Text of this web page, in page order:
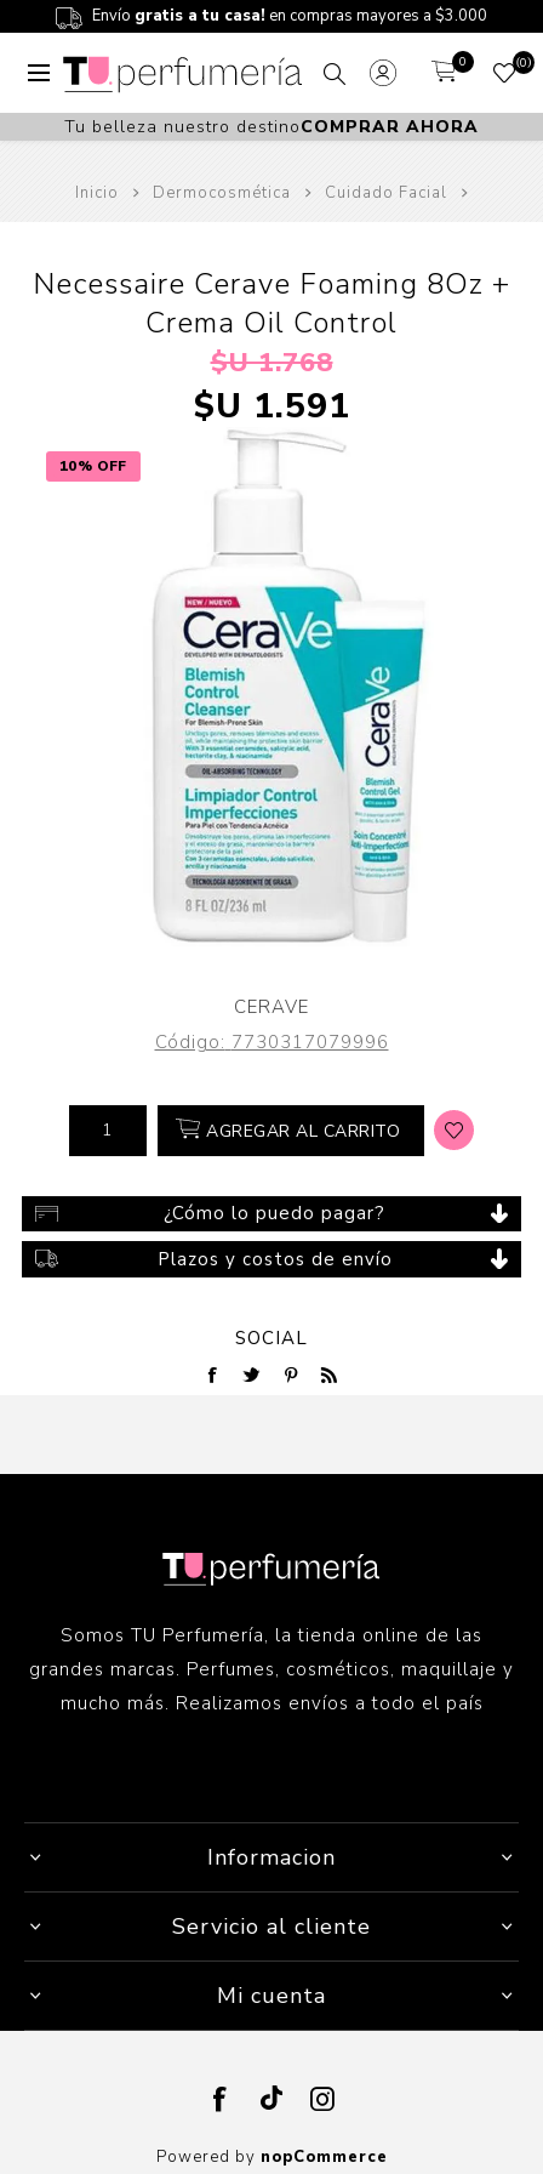
Envío gratis a tu casa! en compras mayores a $3.000
0 0
Tu belleza nuestro destinoCOMPRAR AHORA
Inicio Dermocosmética Cuidado Facial
10% OFF
Necessaire Cerave Foaming 8Oz +
Crema Oil Control
$U 1.768
$U 1.591
CERAVE
Código: 7730317079996
AGREGAR AL CARRITO
¿Cómo lo puedo pagar?
Plazos y costos de envío
SOCIAL
Somos TU Perfumería, la tienda online de las
grandes marcas. Perfumes, cosméticos, maquillaje y
mucho más. Realizamos envíos a todo el país
Informacion
Servicio al cliente
Mi cuenta
Powered by nopCommerce